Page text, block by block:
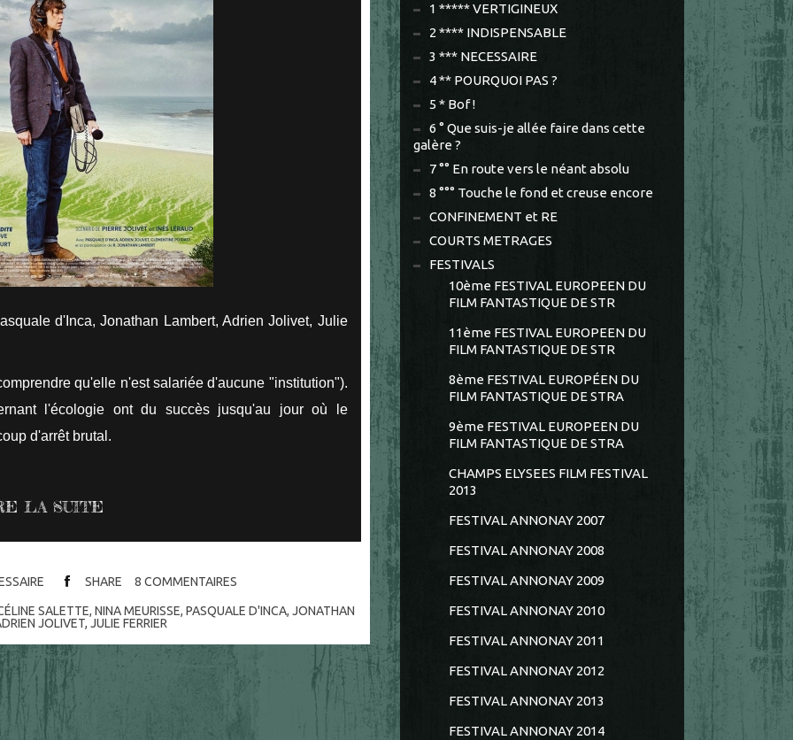
d'Inca, Jonathan Lambert, Adrien Jolivet, Julie
qu'elle n'est salariée d'aucune "institution").
l'écologie ont du succès jusqu'au jour où le
d'arrêt brutal.
LA SUITE
SHARE 8 COMMENTAIRES
SALETTE, NINA MEURISSE, PASQUALE D'INCA, JONATHAN
JOLIVET, JULIE FERRIER
1 ***** VERTIGINEUX
2 **** INDISPENSABLE
3 *** NECESSAIRE
4 ** POURQUOI PAS ?
5 * Bof !
6 ° Que suis-je allée faire dans cette
galère ?
7 °° En route vers le néant absolu
8 °°° Touche le fond et creuse encore
CONFINEMENT et RE
COURTS METRAGES
FESTIVALS
10ème FESTIVAL EUROPEEN DU
FILM FANTASTIQUE DE STR
11ème FESTIVAL EUROPEEN DU
FILM FANTASTIQUE DE STR
8ème FESTIVAL EUROPÉEN DU
FILM FANTASTIQUE DE STRA
9ème FESTIVAL EUROPEEN DU
FILM FANTASTIQUE DE STRA
CHAMPS ELYSEES FILM FESTIVAL
2013
FESTIVAL ANNONAY 2007
FESTIVAL ANNONAY 2008
FESTIVAL ANNONAY 2009
FESTIVAL ANNONAY 2010
FESTIVAL ANNONAY 2011
FESTIVAL ANNONAY 2012
FESTIVAL ANNONAY 2013
FESTIVAL ANNONAY 2014